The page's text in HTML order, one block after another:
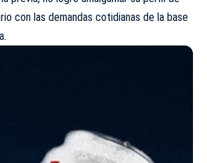
con las demandas cotidianas de la base